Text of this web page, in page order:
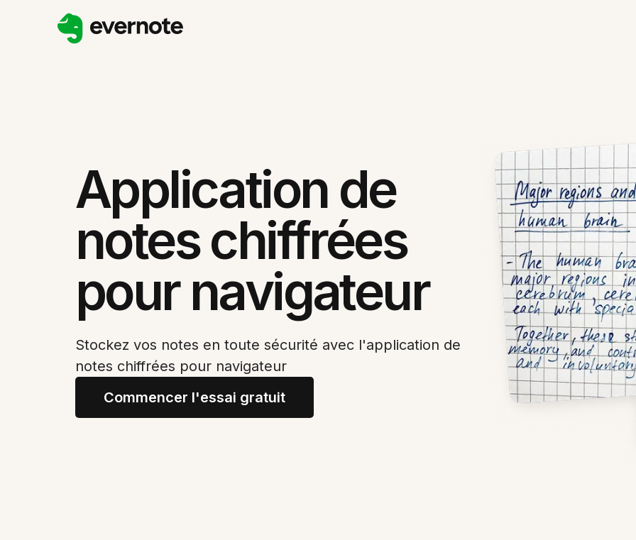
Application de
notes chiffrées
pour navigateur
Stockez vos notes en toute sécurité avec l'application de
notes chiffrées pour navigateur
Commencer l'essai gratuit